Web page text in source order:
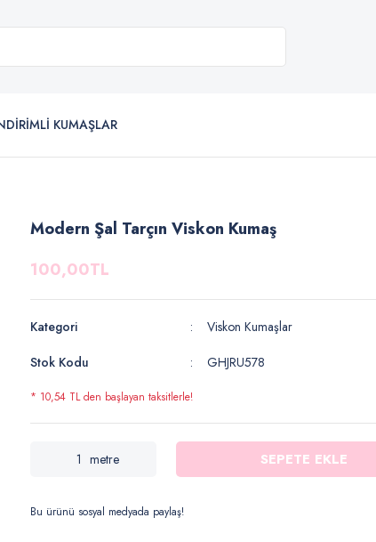
KUMAŞLAR
Modern Şal Tarçın Viskon Kumaş
100,00TL
Kategori
Viskon Kumaşlar
Stok Kodu
GHJRU578
* 10,54 TL den başlayan taksitlerle!
metre SEPETE EKLE
Bu ürünü sosyal medyada paylaş!